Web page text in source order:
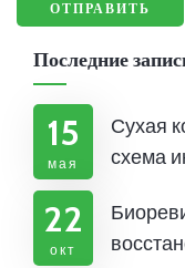
Последние
15
мая
Сухая
схема
22
окт